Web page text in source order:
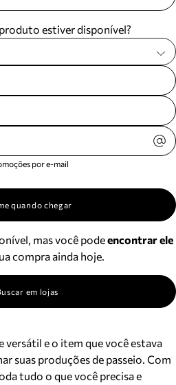
estiver disponível?
por e-mail
quando chegar
mas você podeencontrar ele
compra ainda hoje.
em lojas
versátil e o item que você estava
suas produções de passeio. Com
tudo o que você precisa e